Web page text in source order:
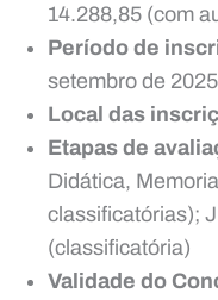
14.288,85 (com
Período de
setembro de 2025
Local das
Etapas de
Didática,
classificatórias);
(classificatória)
Validade do